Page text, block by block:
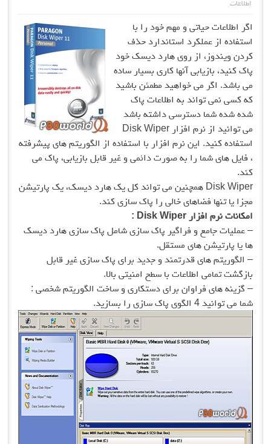
اطلاعات
اگر اطلاعات حیاتی و مهم خود را با
استفاده از عملکرد استاندارد حذف
کردن ویندوز، از روی هارد دیسک خود
پاک کنید، بازیابی آنها کاری بسیار ساده
می باشد. اگر می خواهید مطمئن باشید
که کسی نمی تواند به اطلاعات پاک
شده شده شما دسترسی داشته باشد
می توانید از نرم افزار Disk Wiper
استفاده کنید. این نرم افزار با استفاده از الگوریتم های پیشرفته
، فایل های شما را به صورت دائمی و غیر قابل بازیابی، پاک می
کند.
Disk Wiper همچنین می تواند کل یک هارد دیسک، یک پارتیشن
مجزا یا تنها فضاهای خالی را پاک سازی کند.
امکاناتنرم افزارDisk Wiper :
– عملیات جامع و فراگیر پاک سازی شامل پاک سازی هارد دیسک
ها یا پارتیشن های مستقل.
– الگوریتم های قدرتمند و جدید برای پاک سازی غیر قابل
بازگشت تمامی اطلاعات با سطح امنیتی بالا.
– گزینه های فراوان برای دستکاری و ساخت الگوریتم شخصی :
شما می توانید 4 الگوی پاک سازی را بسازید.